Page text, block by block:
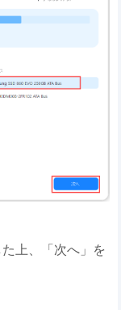
上、「次へ」を